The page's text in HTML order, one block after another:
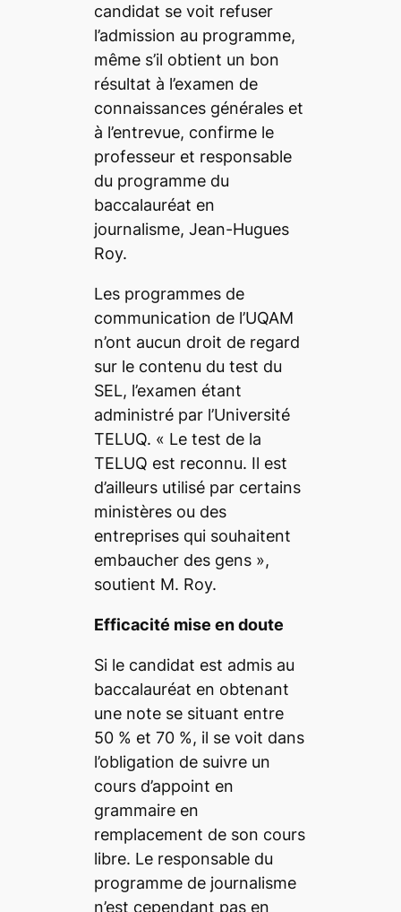
candidat se voit refuser
l’admission au programme,
même s’il obtient un bon
résultat à l’examen de
connaissances générales et
à l’entrevue, confirme le
professeur et responsable
du programme du
baccalauréat en
journalisme, Jean-Hugues
Roy.
Les programmes de
communication de l’UQAM
n’ont aucun droit de regard
sur le contenu du test du
SEL, l’examen étant
administré par l’Université
TELUQ. « Le test de la
TELUQ est reconnu. Il est
d’ailleurs utilisé par certains
ministères ou des
entreprises qui souhaitent
embaucher des gens»,
soutient M. Roy.
Efficacité mise en doute
Si le candidat est admis au
baccalauréat en obtenant
une note se situant entre
50 % et 70 %, il se voit dans
l’obligation de suivre un
cours d’appoint en
grammaire en
remplacement de son cours
libre. Le responsable du
programme de journalisme
n’est cependant pas en